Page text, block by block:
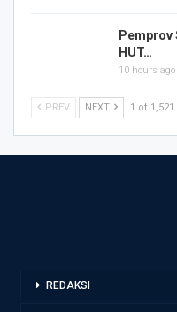
Pemprov
HUT…
10 hours ago
PREV NEXT 1 of 1,521
REDAKSI